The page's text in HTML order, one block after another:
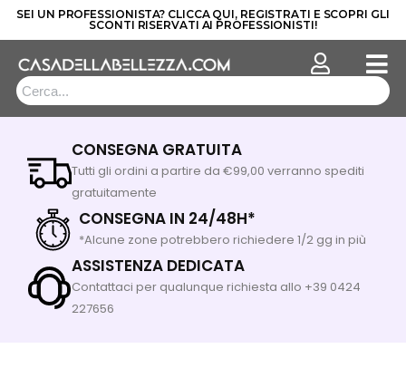
al
contenuto
SEI UN PROFESSIONISTA? CLICCA QUI, REGISTRATI E SCOPRI GLI
SCONTI RISERVATI AI PROFESSIONISTI!
CONSEGNA GRATUITA
Tutti gli ordini a partire da €99,00 verranno spediti
gratuitamente
CONSEGNA IN 24/48H*
*Alcune zone potrebbero richiedere 1/2 gg in più
ASSISTENZA DEDICATA
Contattaci per qualunque richiesta allo +39 0424
227656